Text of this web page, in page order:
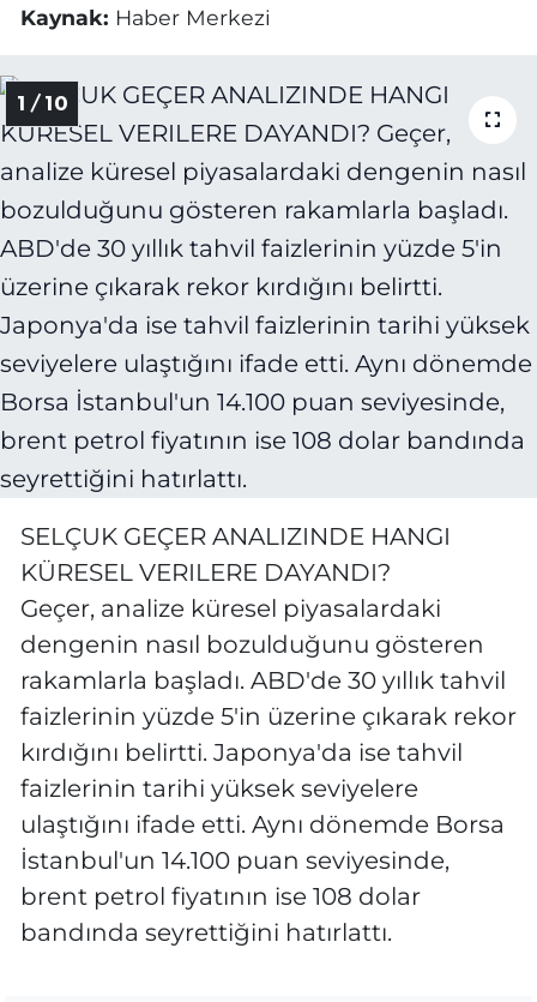
Kaynak: Haber Merkezi
1 / 10
SELÇUK GEÇER ANALIZINDE HANGI
KÜRESEL VERILERE DAYANDI?
Geçer, analize küresel piyasalardaki
dengenin nasıl bozulduğunu gösteren
rakamlarla başladı. ABD'de 30 yıllık tahvil
faizlerinin yüzde 5'in üzerine çıkarak rekor
kırdığını belirtti. Japonya'da ise tahvil
faizlerinin tarihi yüksek seviyelere
ulaştığını ifade etti. Aynı dönemde Borsa
İstanbul'un 14.100 puan seviyesinde,
brent petrol fiyatının ise 108 dolar
bandında seyrettiğini hatırlattı.